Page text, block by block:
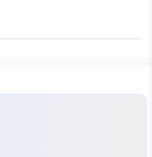
창업을 하거
, 필요한 부분